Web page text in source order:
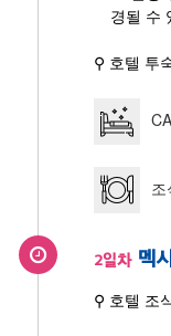
경될 수
⚲ 호텔 투
2일차 멕
⚲ 호텔 조